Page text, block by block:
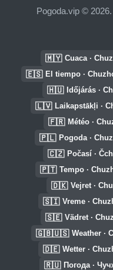
Pogoda.vip ©
🇲🇾 Cuaca ·
🇪🇸 El tiempo ·
🇭🇺 Időjárás ·
🇱🇻 Laikapstākļi ·
🇫🇷 Météo ·
🇵🇱 Pogoda ·
🇨🇿 Počasí ·
🇵🇹 Tempo ·
🇩🇰 Vejret ·
🇸🇮 Vreme ·
🇸🇪 Vädret ·
🇬🇧🇺🇸 Weather ·
🇩🇪 Wetter ·
🇷🇺 Погода ·